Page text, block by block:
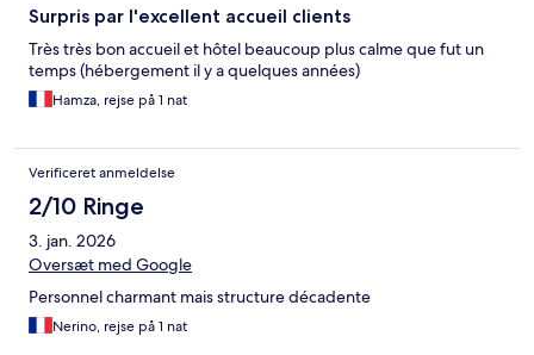
Surpris par l'excellent accueil clients
Très très bon accueil et hôtel beaucoup plus calme que fut un
temps (hébergement il y a quelques années)
Hamza, rejse på 1 nat
Verificeret anmeldelse
2/10 Ringe
3. jan. 2026
Oversæt med Google
Personnel charmant mais structure décadente
Nerino, rejse på 1 nat